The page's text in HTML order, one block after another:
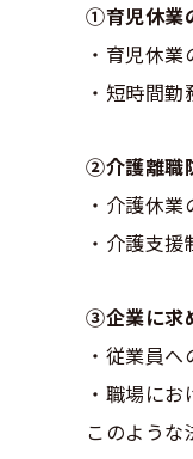
①育児休業
・育児休
・短時間
②介護離職
・介護休
・介護支
③企業に求
・従業員
・職場に
このよう